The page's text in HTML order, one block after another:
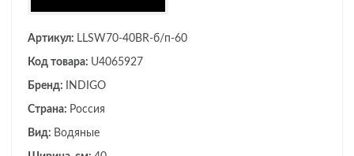
Артикул: LLSW70-40BR-б/п-60
Код товара: U4065927
Бренд: INDIGO
Страна: Россия
Вид: Водяные